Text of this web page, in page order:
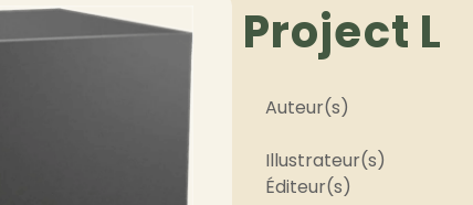
Project L
Auteur(s)
Illustrateur(s)
Éditeur(s)